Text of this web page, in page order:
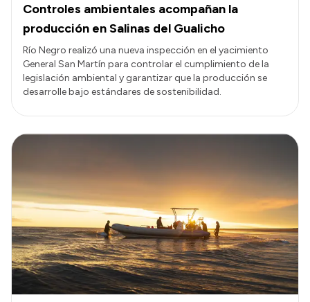
Controles ambientales acompañan la
producción en Salinas del Gualicho
Río Negro realizó una nueva inspección en el yacimiento
General San Martín para controlar el cumplimiento de la
legislación ambiental y garantizar que la producción se
desarrolle bajo estándares de sostenibilidad.